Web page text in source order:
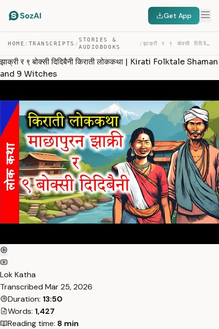
Get App
HOME / TRANSCRIPTS /
STORIES &
AUDIOBOOKS
/ झाक्री र ९ बोक्सी दिदिबैनी किराती लोककथा | KIRATI FOLKT… — TRANSCRIPT
झाक्री र ९ बोक्सी दिदिबैनी किराती लोककथा | Kirati Folktale Shaman
and 9 Witches
Lok Katha
Transcribed Mar 25, 2026
Duration: 13:50
Words: 1,427
Reading time: 8 min